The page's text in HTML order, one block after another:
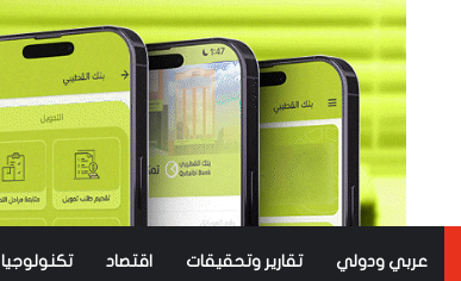
عربي ودولي تقارير وتحقيقات اقتصاد تكنولوجيا